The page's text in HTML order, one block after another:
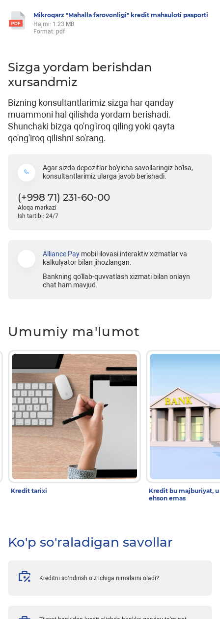
Mikroqarz "Mahalla farovonligi" kredit mahsuloti pasporti
Hajmi: 1.23 MB
Format: pdf
Sizga yordam berishdan
xursandmiz
Bizning konsultantlarimiz sizga har qanday
muammoni hal qilishda yordam berishadi.
Shunchaki bizga qo'ng'iroq qiling yoki qayta
qo'ng'iroq qilishni so'rang.
Agar sizda depozitlar bo'yicha savollaringiz bo'lsa,
konsultantlarimiz ularga javob berishadi.
(+998 71) 231-60-00
Aloqa markazi
Ish tartibi: 24/7
Alliance Pay mobil ilovasi interaktiv xizmatlar va
kalkulyator bilan jihozlangan.
Bankning qo'llab-quvvatlash xizmati bilan onlayn
chat ham mavjud.
Umumiy ma'lumot
Kredit tarixi
Kredit bu majburiyat, u
ehson emas
Ko'p so'raladigan savollar
Kreditni so‘ndirish o‘z ichiga nimalarni oladi?